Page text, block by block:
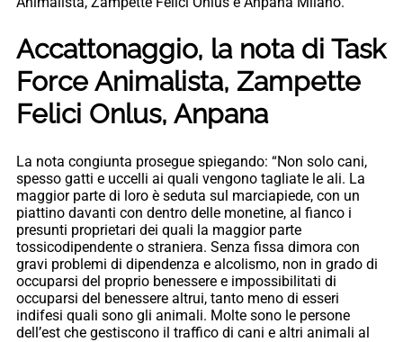
Accattonaggio, la nota di Task
Force Animalista, Zampette
Felici Onlus, Anpana
La nota congiunta prosegue spiegando: “Non solo cani,
spesso gatti e uccelli ai quali vengono tagliate le ali. La
maggior parte di loro è seduta sul marciapiede, con un
piattino davanti con dentro delle monetine, al fianco i
presunti proprietari dei quali la maggior parte
tossicodipendente o straniera. Senza fissa dimora con
gravi problemi di dipendenza e alcolismo, non in grado di
occuparsi del proprio benessere e impossibilitati di
occuparsi del benessere altrui, tanto meno di esseri
indifesi quali sono gli animali. Molte sono le persone
dell’est che gestiscono il traffico di cani e altri animali al